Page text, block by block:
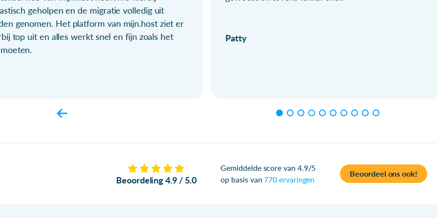
geholpen en de migratie volledig uit
genomen. Het platform van mijn.host ziet er
top uit en alles werkt snel en fijn zoals het
Patty
Beoordeling 4.9 / 5.0
Gemiddelde score van 4.9/5
op basis van770 ervaringen
Beoordeel ons ook!